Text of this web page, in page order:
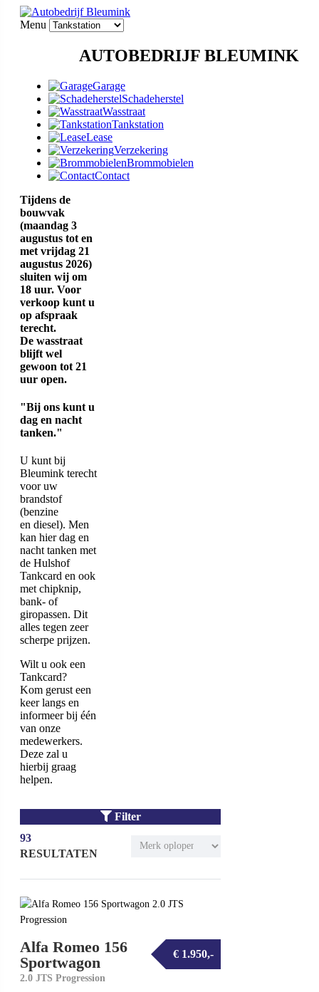
Menu
AUTOBEDRIJF BLEUMINK
Garage
Schadeherstel
Wasstraat
Tankstation
Lease
Verzekering
Brommobielen
Contact
Tijdens de
bouwvak
(maandag 3
augustus tot en
met vrijdag 21
augustus 2026)
sluiten wij om
18 uur. Voor
verkoop kunt u
op afspraak
terecht.
De wasstraat
blijft wel
gewoon tot 21
uur open.
"Bij ons kunt u
dag en nacht
tanken."
U kunt bij
Bleumink terecht
voor uw
brandstof
(benzine
en diesel). Men
kan hier dag en
nacht tanken met
de Hulshof
Tankcard en ook
met chipknip,
bank- of
giropassen. Dit
alles tegen zeer
scherpe prijzen.
Wilt u ook een
Tankcard?
Kom gerust een
keer langs en
informeer bij één
van onze
medewerkers.
Deze zal u
hierbij graag
helpen.
Filter
93
RESULTATEN
Alfa Romeo 156
Sportwagon
2.0 JTS Progression
€ 1.950,-